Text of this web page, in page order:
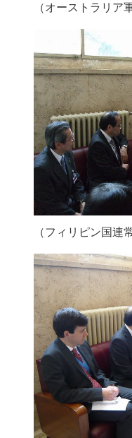
（オーストラリア
（フィリピン国連